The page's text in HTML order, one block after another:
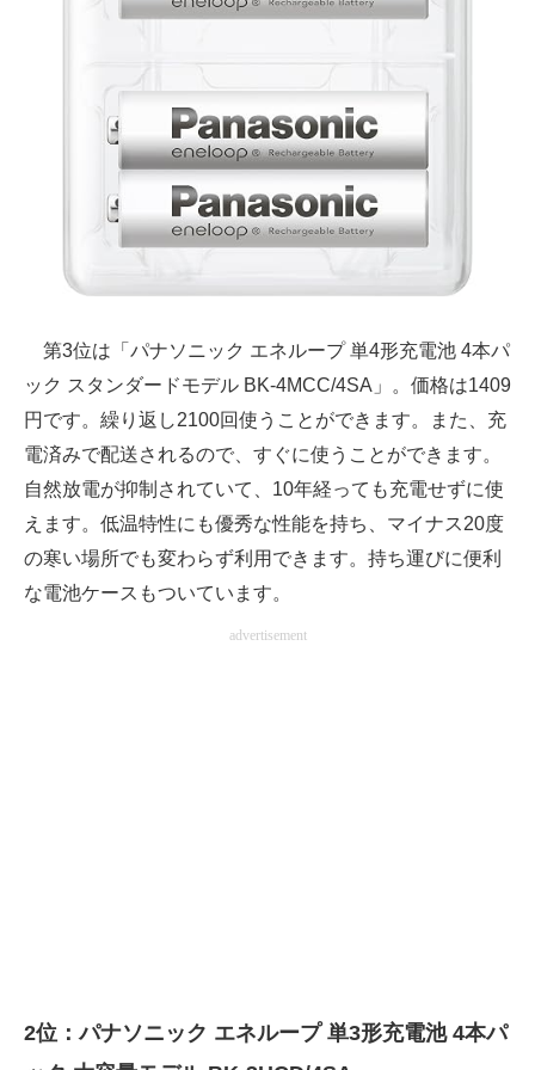
第3位は「パナソニック エネループ 単4形充電池 4本パ
ック スタンダードモデル BK-4MCC/4SA」。価格は1409
円です。繰り返し2100回使うことができます。また、充
電済みで配送されるので、すぐに使うことができます。
自然放電が抑制されていて、10年経っても充電せずに使
えます。低温特性にも優秀な性能を持ち、マイナス20度
の寒い場所でも変わらず利用できます。持ち運びに便利
な電池ケースもついています。
advertisement
2位：パナソニック エネループ 単3形充電池 4本パ